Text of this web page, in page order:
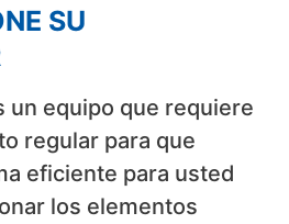
SU
un equipo que requiere
regular para que
eficiente para usted
los elementos